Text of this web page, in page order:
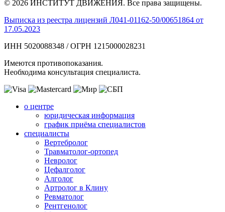
© 2026 ИНСТИТУТ ДВИЖЕНИЯ. Все права защищены.
Выписка из реестра лицензий Л041-01162-50/00651864 от
17.05.2023
ИНН 5020088348 / ОГРН 1215000028231
Имеются противопоказания.
Необходима консультация специалиста.
о центре
юридическая информация
график приёма специалистов
специалисты
Вертебролог
Травматолог-ортопед
Невролог
Цефалголог
Алголог
Артролог в Клину
Ревматолог
Рентгенолог